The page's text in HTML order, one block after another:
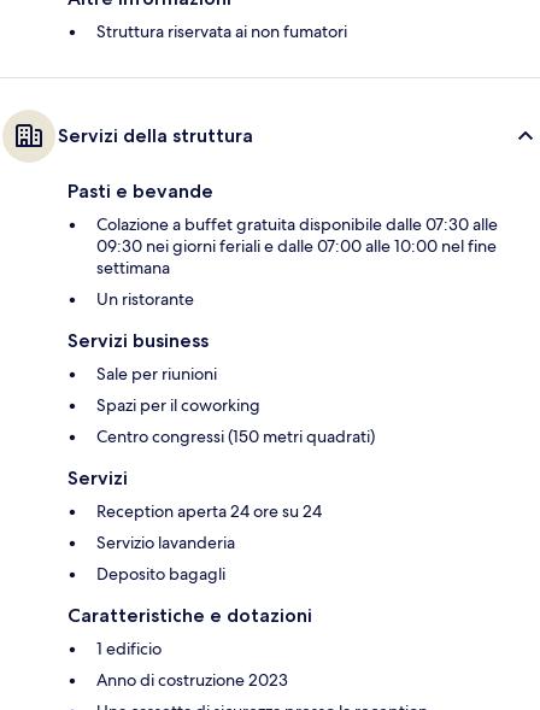
Struttura riservata ai non fumatori
Servizi della struttura
Pasti e bevande
Colazione a buffet gratuita disponibile dalle 07:30 alle
09:30 nei giorni feriali e dalle 07:00 alle 10:00 nel fine
settimana
Un ristorante
Servizi business
Sale per riunioni
Spazi per il coworking
Centro congressi (150 metri quadrati)
Servizi
Reception aperta 24 ore su 24
Servizio lavanderia
Deposito bagagli
Caratteristiche e dotazioni
1 edificio
Anno di costruzione 2023